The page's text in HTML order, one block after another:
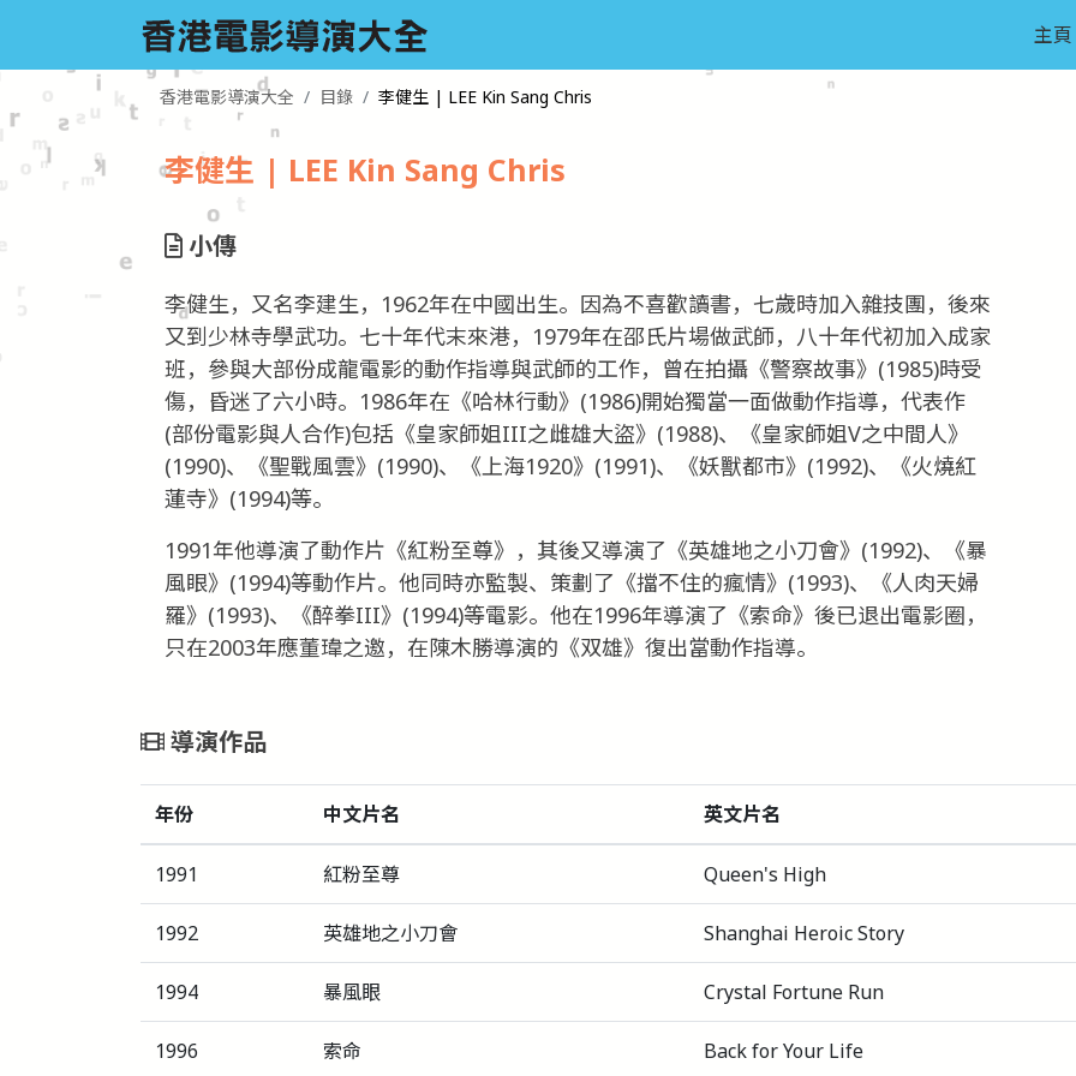
主頁
香港電影導演大全 目錄 李健生 | LEE Kin Sang Chris
李健生 | LEE Kin Sang Chris
小傳
李健生，又名李建生，1962年在中國出生。因為不喜歡讀書，七歲時加入雜技團，後來
又到少林寺學武功。七十年代末來港，1979年在邵氏片場做武師，八十年代初加入成家
班，參與大部份成龍電影的動作指導與武師的工作，曾在拍攝《警察故事》(1985)時受
傷，昏迷了六小時。1986年在《哈林行動》(1986)開始獨當一面做動作指導，代表作
(部份電影與人合作)包括《皇家師姐III之雌雄大盜》(1988)、《皇家師姐V之中間人》
(1990)、《聖戰風雲》(1990)、《上海1920》(1991)、《妖獸都市》(1992)、《火燒紅
蓮寺》(1994)等。
1991年他導演了動作片《紅粉至尊》，其後又導演了《英雄地之小刀會》(1992)、《暴
風眼》(1994)等動作片。他同時亦監製、策劃了《擋不住的瘋情》(1993)、《人肉天婦
羅》(1993)、《醉拳III》(1994)等電影。他在1996年導演了《索命》後已退出電影圈，
只在2003年應董瑋之邀，在陳木勝導演的《双雄》復出當動作指導。
導演作品
年份 中文片名 英文片名
1991 紅粉至尊 Queen's High
1992 英雄地之小刀會 Shanghai Heroic Story
1994 暴風眼 Crystal Fortune Run
1996 索命 Back for Your Life